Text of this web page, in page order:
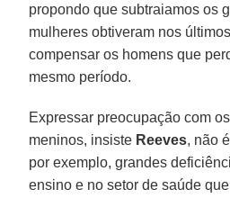
propondo que subtraiamos os
mulheres obtiveram nos
compensar os homens que
mesmo período.
Expressar preocupação com
meninos, insiste Reeves, não
por exemplo, grandes
ensino e no setor de saúde